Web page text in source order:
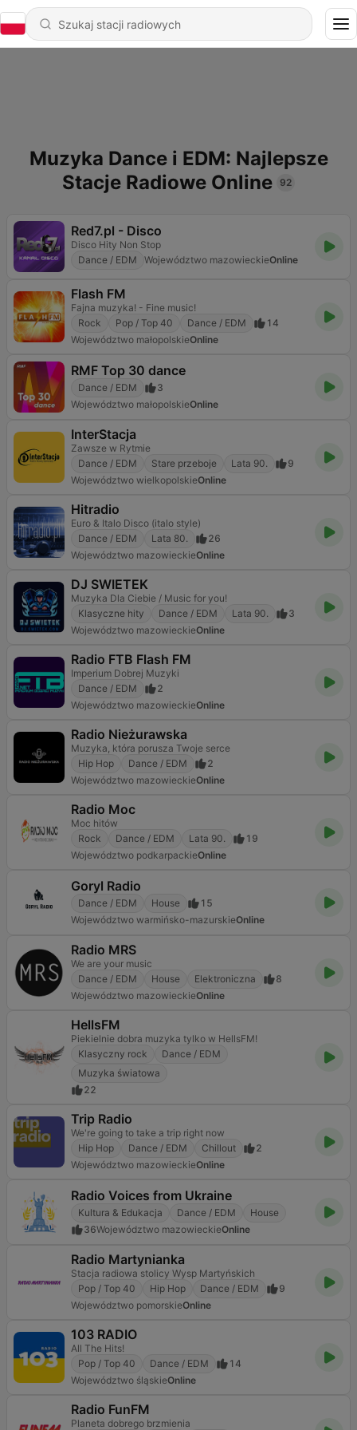
Muzyka Dance i EDM: Najlepsze
Stacje Radiowe Online
92
Red7.pl - Disco
Disco Hity Non Stop
Dance / EDM
Województwo mazowieckieOnline
Flash FM
Fajna muzyka! - Fine music!
Rock
Pop / Top 40 Dance / EDM
14
Województwo małopolskieOnline
RMF Top 30 dance
Dance / EDM
3
Województwo małopolskieOnline
InterStacja
Zawsze w Rytmie
Dance / EDM
Stare przeboje Lata 90.
9
Województwo wielkopolskieOnline
Hitradio
Euro & Italo Disco (italo style)
Dance / EDM
Lata 80.
26
Województwo mazowieckieOnline
DJ SWIETEK
Muzyka Dla Ciebie / Music for you!
Klasyczne hity
Dance / EDM Lata 90.
3
Województwo mazowieckieOnline
Radio FTB Flash FM
Imperium Dobrej Muzyki
Dance / EDM
2
Województwo mazowieckieOnline
Radio Nieżurawska
Muzyka, która porusza Twoje serce
Hip Hop
Dance / EDM
2
Województwo mazowieckieOnline
Radio Moc
Moc hitów
Rock
Dance / EDM Lata 90.
19
Województwo podkarpackieOnline
Goryl Radio
Dance / EDM House
15
Województwo warmińsko-mazurskieOnline
Radio MRS
We are your music
Dance / EDM
House Elektroniczna
8
Województwo mazowieckieOnline
HellsFM
Piekielnie dobra muzyka tylko w HellsFM!
Klasyczny rock
Dance / EDM
Muzyka światowa
22
Trip Radio
We're going to take a trip right now
Hip Hop
Dance / EDM Chillout
2
Województwo mazowieckieOnline
Radio Voices from Ukraine
Kultura & Edukacja Dance / EDM
House
36Województwo mazowieckieOnline
Radio Martynianka
Stacja radiowa stolicy Wysp Martyńskich
Pop / Top 40
Hip Hop Dance / EDM
9
Województwo pomorskieOnline
103 RADIO
All The Hits!
Pop / Top 40
Dance / EDM
14
Województwo śląskieOnline
Radio FunFM
Planeta dobrego brzmienia